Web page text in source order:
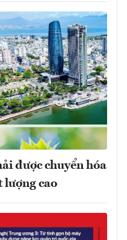
được chuyển hóa
lượng cao